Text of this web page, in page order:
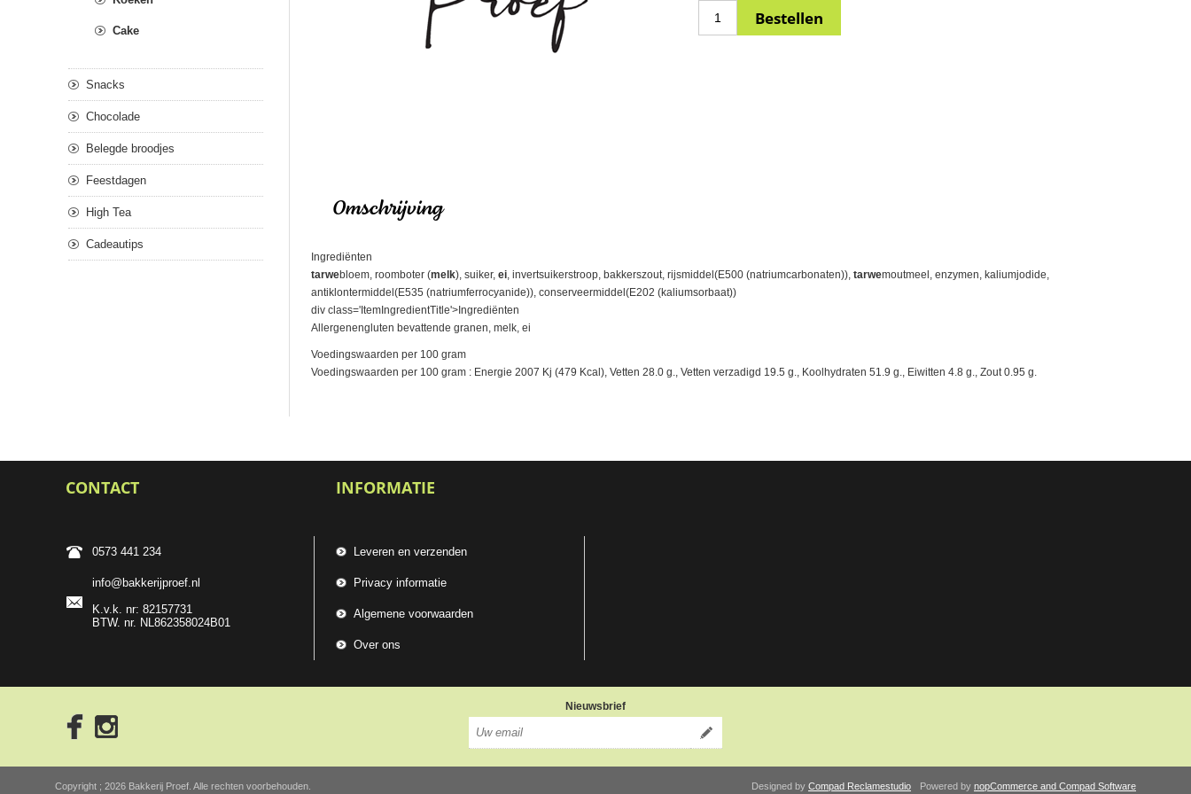
Omschrijving
Ingrediënten
tarwebloem, roomboter (melk), suiker, ei , invertsuikerstroop, bakkerszout, rijsmiddel(E500 (natriumcarbonaten)), tarwemoutmeel, enzymen, kaliumjodide,
antiklontermiddel(E535 (natriumferrocyanide)), conserveermiddel(E202 (kaliumsorbaat))
div class='ItemIngredientTitle'>Ingrediënten
Allergenengluten bevattende granen, melk, ei
Voedingswaarden per 100 gram
Voedingswaarden per 100 gram : Energie 2007 Kj (479 Kcal), Vetten 28.0 g., Vetten verzadigd 19.5 g., Koolhydraten 51.9 g., Eiwitten 4.8 g., Zout 0.95 g.
Cake
Snacks
Chocolade
Belegde broodjes
Feestdagen
High Tea
Cadeautips
CONTACT
0573 441 234
info@bakkerijproef.nl
K.v.k. nr: 82157731
BTW. nr. NL862358024B01
INFORMATIE
Leveren en verzenden
Privacy informatie
Algemene voorwaarden
Over ons
Nieuwsbrief
Copyright ; 2026 Bakkerij Proef. Alle rechten voorbehouden. Powered by nopCommerce and Compad Software
Designed by Compad Reclamestudio